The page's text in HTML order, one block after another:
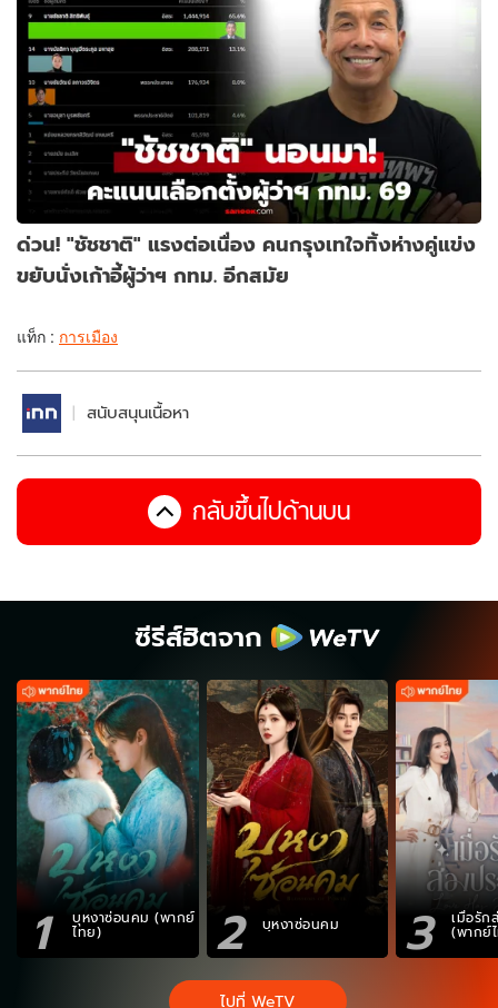
ด่วน! "ชัชชาติ" แรงต่อเนื่อง คนกรุงเทใจทิ้งห่างคู่แข่ง
ขยับนั่งเก้าอี้ผู้ว่าฯ กทม. อีกสมัย
แท็ก : การเมือง
สนับสนุนเนื้อหา
กลับขึ้นไปด้านบน
ซีรีส์ฮิตจาก
1 บุหงาซ่อนคม (พากย์
ไทย) 2 บุหงาซ่อนคม 3 เมื่อรัก
(พากย์
ไปที่ WeTV